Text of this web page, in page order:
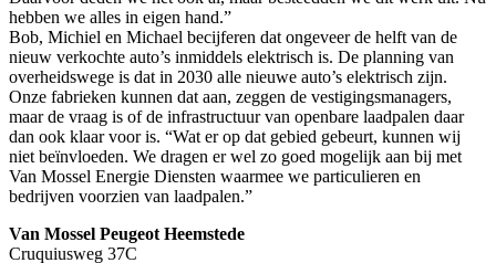
hebben we alles in eigen hand.”
Bob, Michiel en Michael becijferen dat ongeveer de helft van de
nieuw verkochte auto’s inmiddels elektrisch is. De planning van
overheidswege is dat in 2030 alle nieuwe auto’s elektrisch zijn.
Onze fabrieken kunnen dat aan, zeggen de vestigingsmanagers,
maar de vraag is of de infrastructuur van openbare laadpalen daar
dan ook klaar voor is. “Wat er op dat gebied gebeurt, kunnen wij
niet beïnvloeden. We dragen er wel zo goed mogelijk aan bij met
Van Mossel Energie Diensten waarmee we particulieren en
bedrijven voorzien van laadpalen.”
Van Mossel Peugeot Heemstede
Cruquiusweg 37C